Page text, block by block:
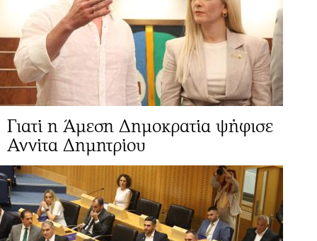
Γιατί η Άμεση Δημοκρατία ψήφισε
Αννίτα Δημητρίου